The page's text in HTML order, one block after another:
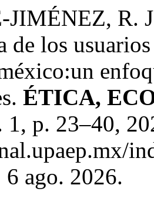
R.
de los
ÉTICA,
1, p. 23–40,
6 ago. 2026.